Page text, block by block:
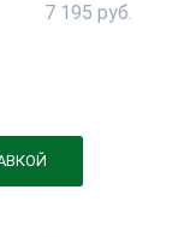
7 195 руб.